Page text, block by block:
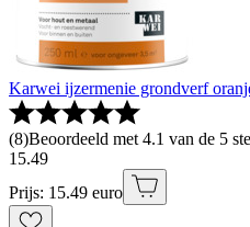
Karwei ijzermenie grondverf
(8)Beoordeeld met 4.1 van de 5
15.49
Prijs: 15.49 euro